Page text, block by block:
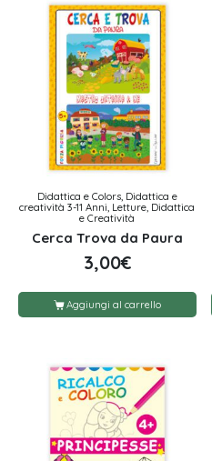
Didattica e Colors, Didattica e
creatività 3-11 Anni, Letture, Didattica
e Creatività
Cerca Trova da Paura
3,00€
Aggiungi al carrello